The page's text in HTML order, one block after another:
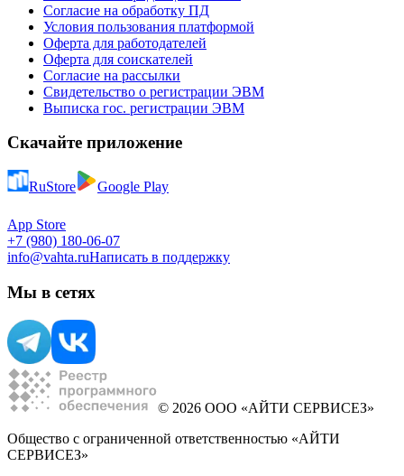
Согласие на обработку ПД
Условия пользования платформой
Оферта для работодателей
Оферта для соискателей
Согласие на рассылки
Свидетельство о регистрации ЭВМ
Выписка гос. регистрации ЭВМ
Скачайте приложение
RuStore Google Play
App Store
+7 (980) 180-06-07
info@vahta.ruНаписать в поддержку
Мы в сетях
© 2026 ООО «АЙТИ СЕРВИСЕЗ»
Общество с ограниченной ответственностью «АЙТИ
СЕРВИСЕЗ»